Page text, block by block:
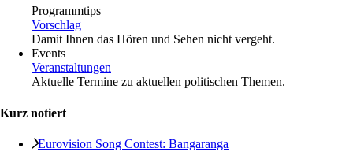
Programmtips
Vorschlag
Damit Ihnen das Hören und Sehen nicht vergeht.
Events
Veranstaltungen
Aktuelle Termine zu aktuellen politischen Themen.
Kurz notiert
Eurovision Song Contest: Bangaranga